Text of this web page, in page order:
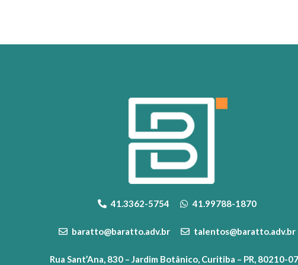
41.3362-5754 41.99788-1870
baratto@baratto.adv.br talentos@baratto.adv.br
Rua Sant’Ana, 830 – Jardim Botânico, Curitiba – PR, 80210-